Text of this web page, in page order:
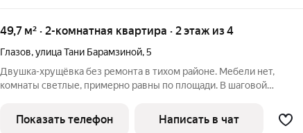
49,7 м² · 2-комнатная квартира · 2 этаж из 4
Глазов,улица Тани Барамзиной,5
Двушка-хрущёвка без ремонта в тихом районе. Мебели нет,
комнаты светлые, примерно равны по площади. В шаговой
автобусные остановки. Соседи адекватные. Собственник я. В
квартире много света,
Показать телефон Написать в чат